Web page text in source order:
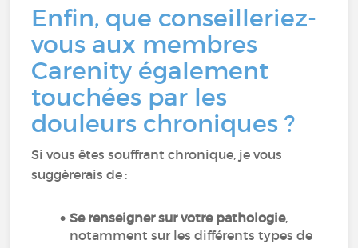
Enfin, que conseilleriez-
vous aux membres
Carenity également
touchées par les
douleurs chroniques ?
Si vous êtes souffrant chronique, je vous
suggèrerais de :
Se renseigner sur votre pathologie,
notamment sur les différents types de